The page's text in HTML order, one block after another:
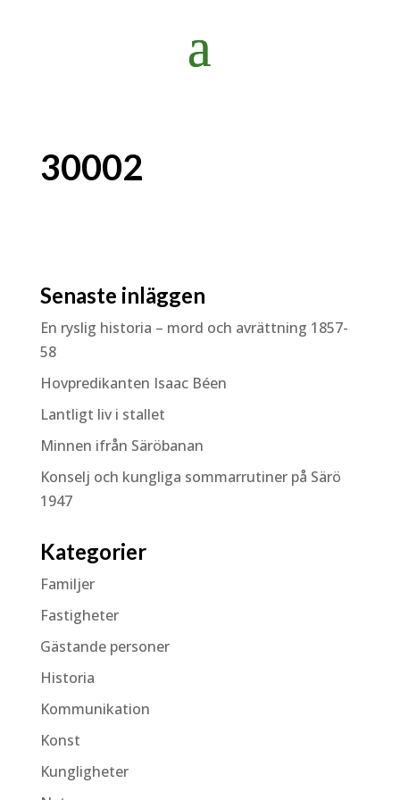
30002
Senaste inläggen
En ryslig historia – mord och avrättning 1857-
58
Hovpredikanten Isaac Béen
Lantligt liv i stallet
Minnen ifrån Säröbanan
Konselj och kungliga sommarrutiner på Särö
1947
Kategorier
Familjer
Fastigheter
Gästande personer
Historia
Kommunikation
Konst
Kungligheter